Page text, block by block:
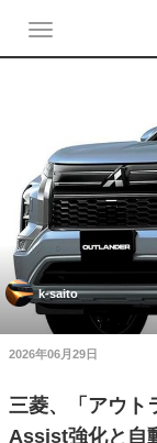
k-saito
2026年06月29日
三菱、「アウト
Assist強化と自